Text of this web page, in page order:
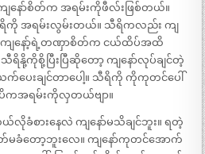
ျနော်စိတ်က အရမ်းကိုဖီလ်းဖြစ်တယ်။
သီရိကို အရမ်းလွမ်းတယ်။ သီရိကလည်း ကျ
ကျနော့်ရဲ့တဏှာစိတ်က ငယ်ထိပ်အထိ
ရိနို့ကိုစို့ပြီးပြီဆိုတော့ ကျနော်လုပ်ချင်တဲ့
ေးချင်တာပေါ့။ သီရိကို ကိုကုတင်ပေါ်
ကအရမ်းကိုလှတယ်ဗျာ။
လိုခံစားနေလဲ ကျနော်မသိချင်ဘူး။ ရတဲ့
ခံတော့ဘူးလေ။ ကျနော်ကုတင်အောက်